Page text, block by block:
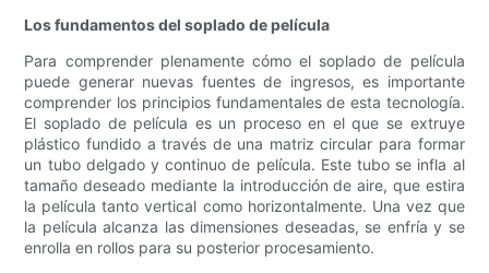
Los fundamentos del soplado de película
Para comprender plenamente cómo el soplado de película
puede generar nuevas fuentes de ingresos, es importante
comprender los principios fundamentales de esta tecnología.
El soplado de película es un proceso en el que se extruye
plástico fundido a través de una matriz circular para formar
un tubo delgado y continuo de película. Este tubo se infla al
tamaño deseado mediante la introducción de aire, que estira
la película tanto vertical como horizontalmente. Una vez que
la película alcanza las dimensiones deseadas, se enfría y se
enrolla en rollos para su posterior procesamiento.